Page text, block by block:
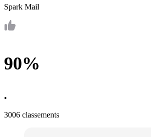
Spark Mail
90%
•
3006 classements